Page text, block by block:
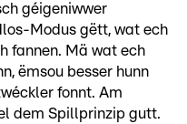
géigeniwwer
Modus gëtt, wat ech
fannen. Mä wat ech
ëmsou besser hunn
fonnt. Am
dem Spillprinzip gutt.